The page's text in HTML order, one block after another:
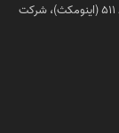
بسیاری از روال
دانشکده مکانیک (جدید)، طبقه پنجم، واحد 511 (اینومکث)، شرکت